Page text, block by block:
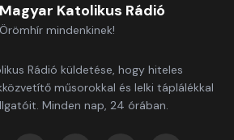
Magyar Katolikus Rádió
Örömhír mindenkinek!
Rádió küldetése, hogy hiteles
műsorokkal és lelki táplálékkal
Minden nap, 24 órában.